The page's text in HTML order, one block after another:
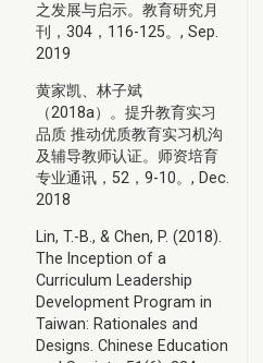
之发展与启示。教育研究月
刊，304，116-125。, Sep.
2019
黄家凯、林子斌
（2018a）。提升教育实习
品质 推动优质教育实习机沟
及辅导教师认证。师资培育
专业通讯，52，9-10。, Dec.
2018
Lin, T.-B., & Chen, P. (2018).
The Inception of a
Curriculum Leadership
Development Program in
Taiwan: Rationales and
Designs. Chinese Education